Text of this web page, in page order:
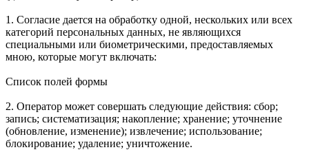
1. Согласие дается на обработку одной, нескольких или всех
категорий персональных данных, не являющихся
специальными или биометрическими, предоставляемых
мною, которые могут включать:
Список полей формы
2. Оператор может совершать следующие действия: сбор;
запись; систематизация; накопление; хранение; уточнение
(обновление, изменение); извлечение; использование;
блокирование; удаление; уничтожение.